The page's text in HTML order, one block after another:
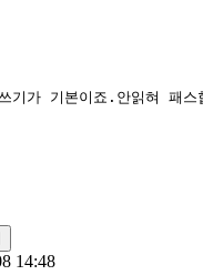
기가 기본이죠.안읽혀 패스
14:48